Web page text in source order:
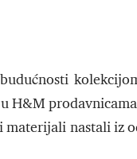
H&M
nastali iz